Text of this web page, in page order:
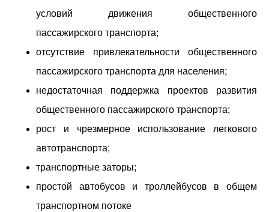
условий движения общественного
пассажирского транспорта;
отсутствие привлекательности общественного
пассажирского транспорта для населения;
недостаточная поддержка проектов развития
общественного пассажирского транспорта;
рост и чрезмерное использование легкового
автотранспорта;
транспортные заторы;
простой автобусов и троллейбусов в общем
транспортном потоке